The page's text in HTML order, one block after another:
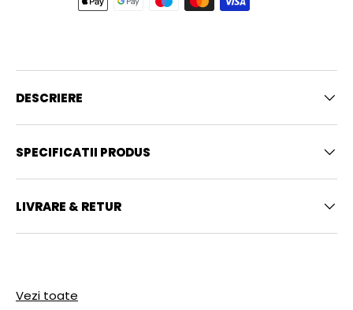
DESCRIERE
SPECIFICATII PRODUS
LIVRARE & RETUR
Vezi toate